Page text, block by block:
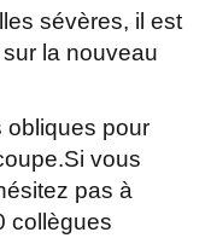
sévères, il est
la nouveau
obliques pour
vous
pas à
collègues